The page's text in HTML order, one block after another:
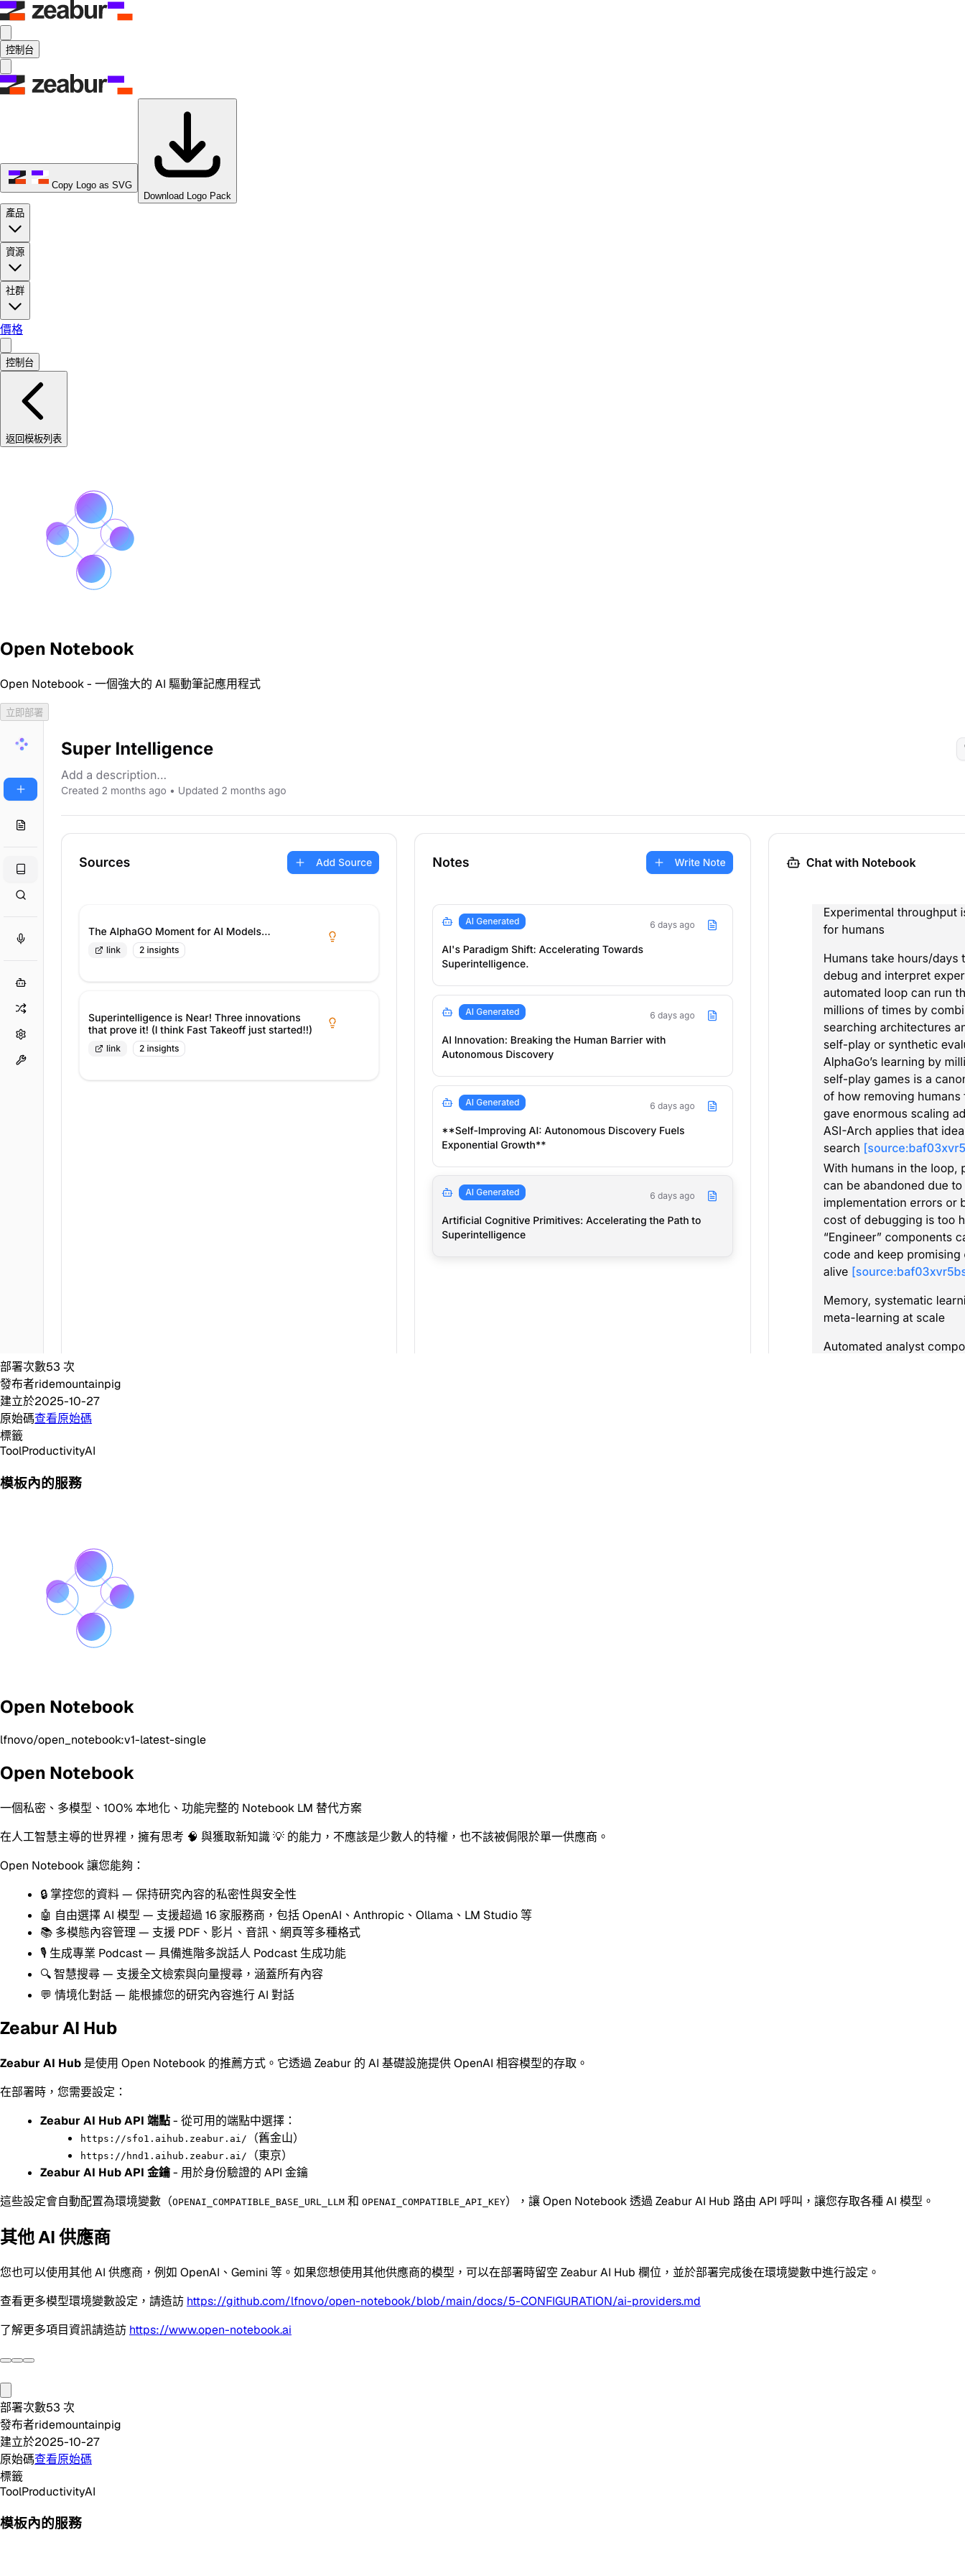
控制台
Copy Logo as SVG
Download Logo Pack
產品
資源
社群
價格
控制台
返回模板列表
Open Notebook
Open Notebook - 一個強大的 AI 驅動筆記應用程式
立即部署
部署次數53 次
發布者ridemountainpig
建立於2025-10-27
原始碼查看原始碼
標籤
ToolProductivityAI
模板內的服務
Open Notebook
lfnovo/open_notebook:v1-latest-single
Open Notebook
一個私密、多模型、100% 本地化、功能完整的 Notebook LM 替代方案
在人工智慧主導的世界裡，擁有思考 🧠 與獲取新知識 💡 的能力，不應該是少數人的特權，也不該被侷限於單一供應商。
Open Notebook 讓您能夠：
🔒 掌控您的資料 — 保持研究內容的私密性與安全性
🤖 自由選擇 AI 模型 — 支援超過 16 家服務商，包括 OpenAI、Anthropic、Ollama、LM Studio 等
📚 多模態內容管理 — 支援 PDF、影片、音訊、網頁等多種格式
🎙️ 生成專業 Podcast — 具備進階多說話人 Podcast 生成功能
🔍 智慧搜尋 — 支援全文檢索與向量搜尋，涵蓋所有內容
💬 情境化對話 — 能根據您的研究內容進行 AI 對話
Zeabur AI Hub
Zeabur AI Hub 是使用 Open Notebook 的推薦方式。它透過 Zeabur 的 AI 基礎設施提供 OpenAI 相容模型的存取。
在部署時，您需要設定：
Zeabur AI Hub API 端點- 從可用的端點中選擇：
https://sfo1.aihub.zeabur.ai/ （舊金山）
https://hnd1.aihub.zeabur.ai/
（東京）
Zeabur AI Hub API 金鑰- 用於身份驗證的 API 金鑰
這些設定會自動配置為環境變數（OPENAI_COMPATIBLE_BASE_URL_LLM 和 OPENAI_COMPATIBLE_API_KEY），讓 Open Notebook 透過 Zeabur AI Hub 路由 API 呼叫，讓您存取各種 AI 模型。
其他 AI 供應商
您也可以使用其他 AI 供應商，例如 OpenAI、Gemini 等。如果您想使用其他供應商的模型，可以在部署時留空 Zeabur AI Hub 欄位，並於部署完成後在環境變數中進行設定。
查看更多模型環境變數設定，請造訪 https://github.com/lfnovo/open-notebook/blob/main/docs/5-CONFIGURATION/ai-providers.md
了解更多項目資訊請造訪 https://www.open-notebook.ai
部署次數53 次
發布者ridemountainpig
建立於2025-10-27
原始碼查看原始碼
標籤
ToolProductivityAI
模板內的服務